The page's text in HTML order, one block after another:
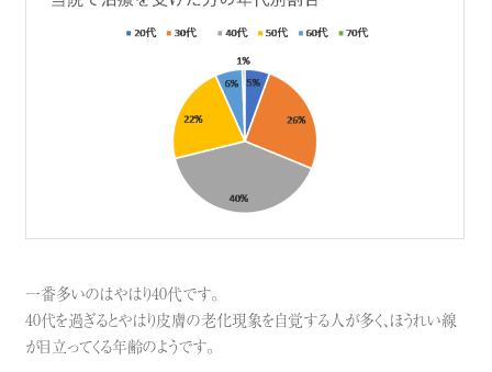
一番多いのはやはり40代です。
40代を過ぎるとやはり皮膚の老化現象を自覚する人が多く、ほうれい線
が目立ってくる年齢のようです。